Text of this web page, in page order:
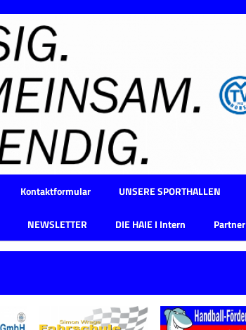
Kontaktformular UNSERE SPORTHALLEN
NEWSLETTER DIE HAIE I Intern Partner